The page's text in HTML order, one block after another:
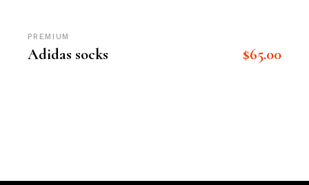
PREMIUM
Adidas socks $65.00